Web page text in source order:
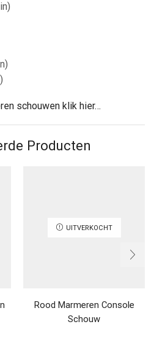
schouwen klik hier…
Producten
UITVERKOCHT
Rood Marmeren Console
Schouw